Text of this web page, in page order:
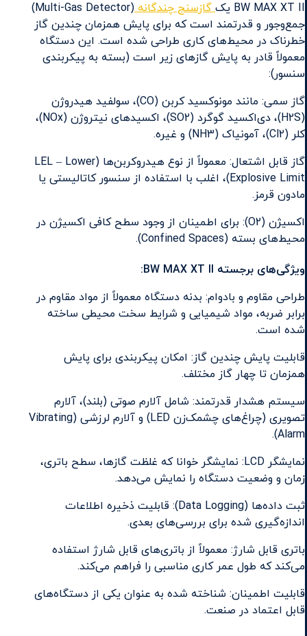
BW MAX XT II یک گازسنج چندگانه
(Multi-Gas Detector)
جمع‌وجور و قدرتمند است که برای پایش همزمان چندین گاز
خطرناک در محیط‌های کاری طراحی شده است. این دستگاه
معمولاً قادر به پایش گازهای زیر است (بسته به پیکربندی
سنسور):
گاز سمی: مانند مونوکسید کربن (CO)، سولفید هیدروژن
(H2S)، دی‌اکسید گوگرد (SO2)، اکسیدهای نیتروژن (NOx)،
کلر (Cl2)، آمونیاک (NH3) و غیره.
گاز قابل اشتعال: معمولاً از نوع هیدروکربن‌ها (LEL – Lower
Explosive Limit)، اغلب با استفاده از سنسور کاتالیستی یا
مادون قرمز.
اکسیژن (O2): برای اطمینان از وجود سطح کافی اکسیژن در
محیط‌های بسته (Confined Spaces).
ویژگی‌های برجسته BW MAX XT II:
طراحی مقاوم و بادوام: بدنه دستگاه معمولاً از مواد مقاوم در
برابر ضربه، مواد شیمیایی و شرایط سخت محیطی ساخته
شده است.
قابلیت پایش چندین گاز: امکان پیکربندی برای پایش
همزمان تا چهار گاز مختلف.
سیستم هشدار قدرتمند: شامل آلارم صوتی (بلند)، آلارم
تصویری (چراغ‌های چشمک‌زن LED) و آلارم لرزشی (Vibrating
Alarm).
نمایشگر LCD: نمایشگر خوانا که غلظت گازها، سطح باتری،
زمان و وضعیت دستگاه را نمایش می‌دهد.
ثبت داده‌ها (Data Logging): قابلیت ذخیره اطلاعات
اندازه‌گیری شده برای بررسی‌های بعدی.
باتری قابل شارژ: معمولاً از باتری‌های قابل شارژ استفاده
می‌کند که طول عمر کاری مناسبی را فراهم می‌کند.
قابلیت اطمینان: شناخته شده به عنوان یکی از دستگاه‌های
قابل اعتماد در صنعت.